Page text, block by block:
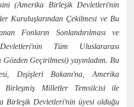
(Amerika Birleşik Devletleri'nin
Kuruluşlarından Çekilmesi ve Bu
Fonların Sonlandırılması ve
Tüm Uluslararası
Geçirilmesi) yayınladım. Bu
Dışişleri Bakanı'na, Amerika
Birleşmiş Milletler Temsilcisi ile
Birleşik Devletleri'nin üyesi olduğu